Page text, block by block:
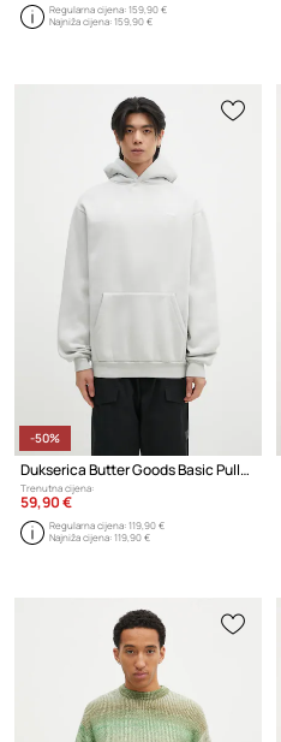
Regularna cijena:159,90 €
Najniža cijena:159,90 €
-50%
Dukserica Butter Goods Basic Pullover Hood
Trenutna cijena:
59,90 €
Regularna cijena:119,90 €
Najniža cijena:119,90 €